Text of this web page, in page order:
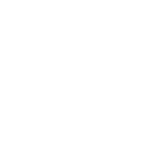
Eugenio Gross,
noviembre por
El segundo equipo